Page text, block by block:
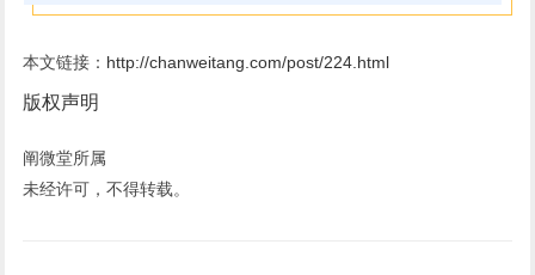
本文链接： http://chanweitang.com/post/224.html
版权声明
阐微堂所属
未经许可，不得转载。